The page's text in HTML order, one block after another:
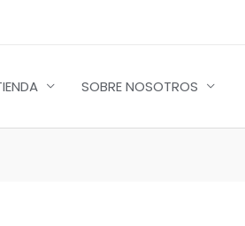
SOBRE NOSOTROS